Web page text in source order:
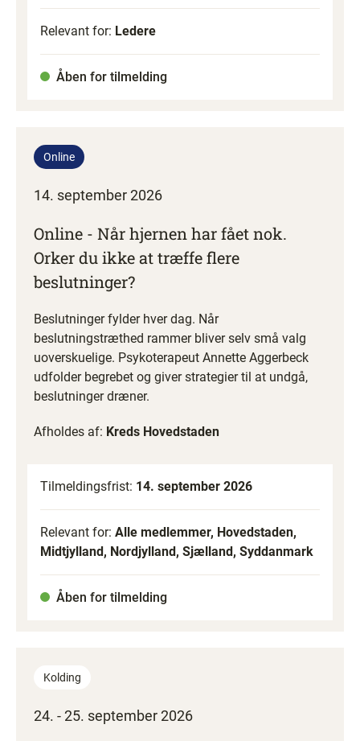
Relevant for: Ledere
Åben for tilmelding
Online
14. september 2026
Online - Når hjernen har fået nok.
Orker du ikke at træffe flere
beslutninger?
Beslutninger fylder hver dag. Når
beslutningstræthed rammer bliver selv små valg
uoverskuelige. Psykoterapeut Annette Aggerbeck
udfolder begrebet og giver strategier til at undgå,
beslutninger dræner.
Afholdes af: Kreds Hovedstaden
Tilmeldingsfrist: 14. september 2026
Relevant for: Alle medlemmer, Hovedstaden,
Midtjylland, Nordjylland, Sjælland, Syddanmark
Åben for tilmelding
Kolding
24. - 25. september 2026